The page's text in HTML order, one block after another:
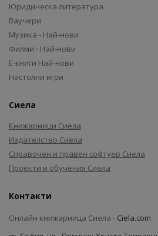
Юридическа литература
Ваучери
Музика - Най-нови
Филми - Най-нови
Е-книги Най-нови
Настолни игри
Сиела
Книжарници Сиела
Издателство Сиела
Справочен и правен софтуер Сиела
Проекти и обучения Сиела
Контакти
Онлайн книжарница Сиела - Ciela.com